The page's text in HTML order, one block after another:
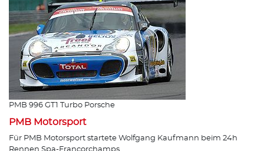
PMB 996 GT1 Turbo Porsche
PMB Motorsport
Für PMB Motorsport startete Wolfgang Kaufmann beim 24h
Rennen Spa-Francorchamps